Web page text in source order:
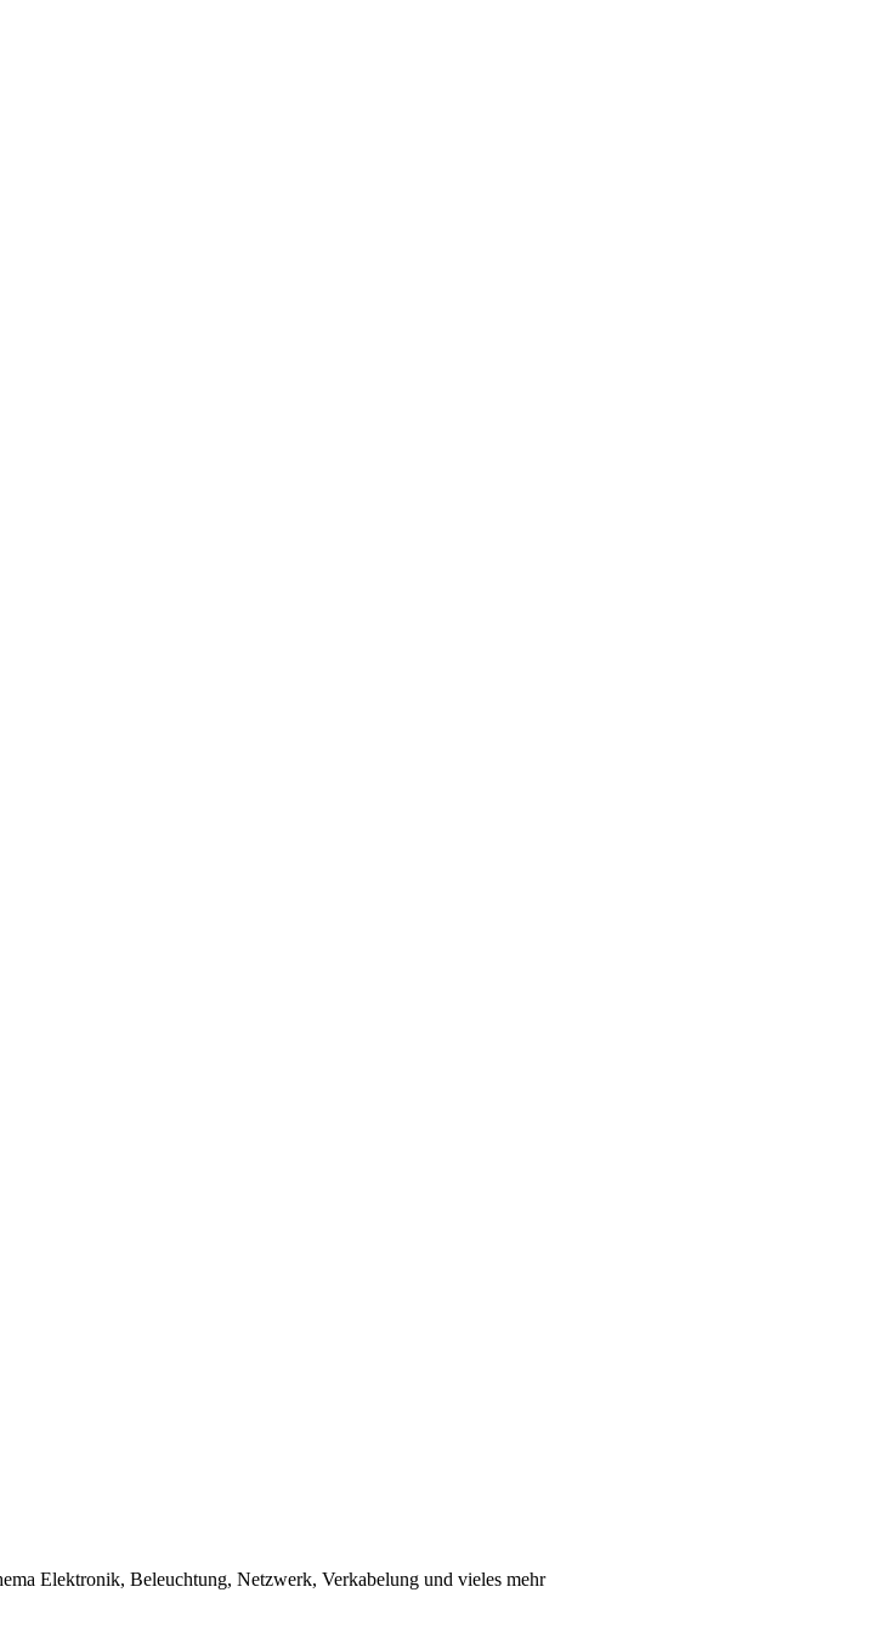
Elektronik, Beleuchtung, Netzwerk, Verkabelung und vieles mehr